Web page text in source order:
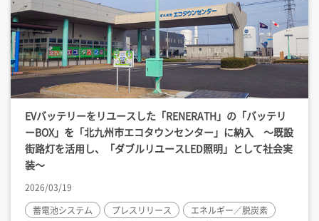
EVバッテリーをリユースした「RENERATH」の「バッテリ
ーBOX」を「北九州市エコタウンセンター」に納入 ～既設
街路灯を活用し、「ダブルリユースLED照明」として社会実
装～
2026/03/19
蓄電池システム
プレスリリース
エネルギー／脱炭素